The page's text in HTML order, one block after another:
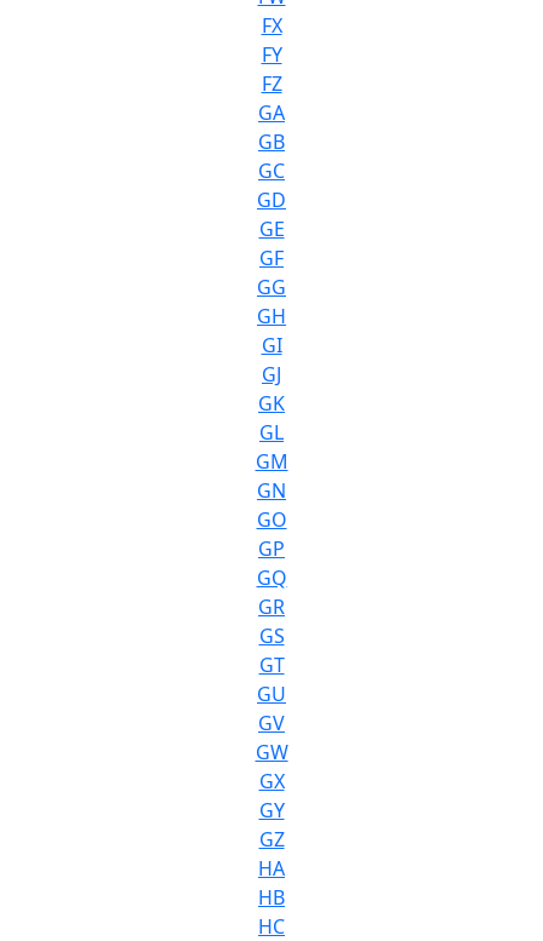
FX
FY
FZ
GA
GB
GC
GD
GE
GF
GG
GH
GI
GJ
GK
GL
GM
GN
GO
GP
GQ
GR
GS
GT
GU
GV
GW
GX
GY
GZ
HA
HB
HC